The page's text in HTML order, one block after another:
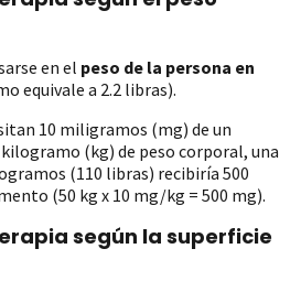
en el peso de la persona en
equivale a 2.2 libras).
10 miligramos (mg) de un
(kg) de peso corporal, una
(110 libras) recibiría 500
(50 kg x 10 mg/kg = 500 mg).
según la superficie